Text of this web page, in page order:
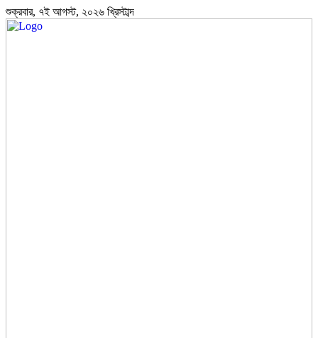
শুক্রবার, ৭ই আগস্ট, ২০২৬ খ্রিস্টাব্দ